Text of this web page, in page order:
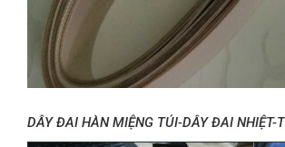
DÂY ĐAI HÀN MIỆNG TÚI-DÂY ĐAI NHIỆT-